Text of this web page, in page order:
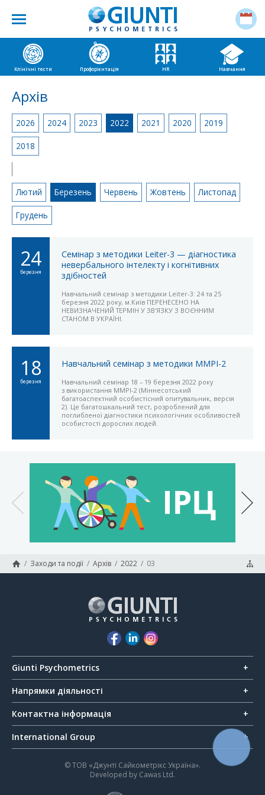
Клінічні тести Профорієнтація HR Навчання
Архів
2026 2024 2023 2022 2021 2020 2019
2018
Лютий Березень Червень Жовтень Листопад
Грудень
Семінар з методики Leiter-3 — діагностика
невербального інтелекту і когнітивних
здібностей
24
березня
Навчальний семінар з методики Leiter-3: 24 та 25
березня 2022 року, м.Київ ПЕРЕНЕСЕНО НА
НЕВИЗНАЧЕНИЙ ТЕРМІН У ЗВ'ЯЗКУ З ВОЄННИМ
СТАНОМ В УКРАЇНІ.
Навчальний семінар з методики MMPI-2
18
березня
Навчальний семінар 18 – 19 березня 2022 року
з використання MMPI-2 (Міннесотський
багатоаспектний особистісний опитувальник, версія
2). Це багатошкальний тест, розроблений для
поглибленої діагностики психологічних особливостей
особистості дорослих людей.
/ Заходи та події / Архів / 2022 / 03
Giunti Psychometrics
Напрямки діяльності
Контактна інформація
International Group
© ТОВ «Джунті Сайкометрікс Україна».
Developed by Cawas Ltd.